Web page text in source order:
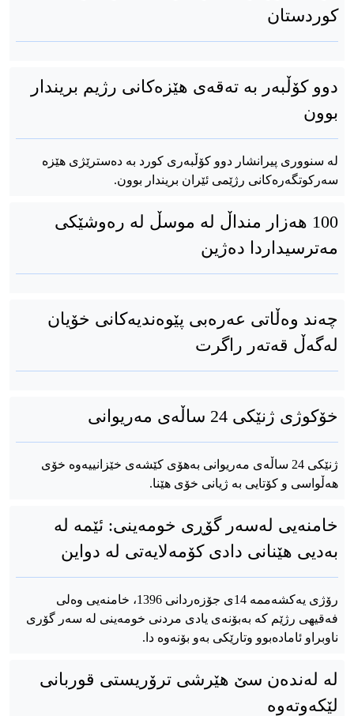
کوردستان
دوو کۆڵبەر بە تەقەی هێزەکانی رژیم بریندار
بوون
لە سنووری پیرانشار دوو کۆڵبەری کورد بە دەسترێژی هێزە
سەرکوتگەرەکانی رژێمی ئێران بریندار بوون.
100 هەزار منداڵ لە موسڵ لە رەوشێکی
مەترسیداردا دەژین
چەند وەڵاتی عەرەبی پێوەندیەکانی خۆیان
لەگەڵ قەتەر راگرت
خۆکوژی ژنێکی 24 ساڵەی مەریوانی
ژنێکی 24 ساڵەی مەریوانی بەهۆی کێشەی خێزانییەوە خۆی
هەڵواسی و کۆتایی بە ژیانی خۆی هێنا.
خامنەیی لەسەر گۆڕی خومەینی: ئێمە لە
بەدیی هێنانی دادی کۆمەلایەتی لە دواین
رۆژی یەکشەممە 14ی جۆزەردانی 1396، خامنەیی وەلی
فەقیهی رژێم کە بەبۆنەی یادی مردنی خومەینی لە سەر گۆری
ناوبراو ئامادەبوو وتارێکی بەو بۆنەوە دا.
لە لەندەن سێ هێرشی ترۆریستی قوربانی
لێکەوتەوە